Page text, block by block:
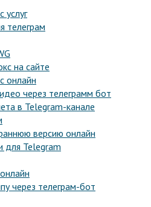
услуг
телеграм
на сайте
онлайн
через телеграмм бот
в Telegram-канале
версию онлайн
для Telegram
через телеграм-бот